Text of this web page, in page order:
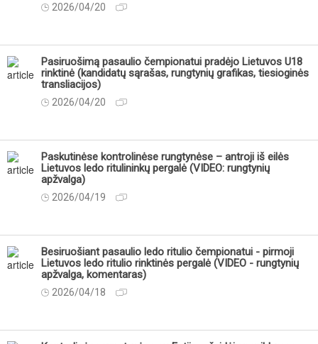
2026/04/20
Pasiruošimą pasaulio čempionatui pradėjo Lietuvos U18
rinktinė (kandidatų sąrašas, rungtynių grafikas, tiesioginės
transliacijos)
2026/04/20
Paskutinėse kontrolinėse rungtynėse – antroji iš eilės
Lietuvos ledo ritulininkų pergalė (VIDEO: rungtynių
apžvalga)
2026/04/19
Besiruošiant pasaulio ledo ritulio čempionatui - pirmoji
Lietuvos ledo ritulio rinktinės pergalė (VIDEO - rungtynių
apžvalga, komentaras)
2026/04/18